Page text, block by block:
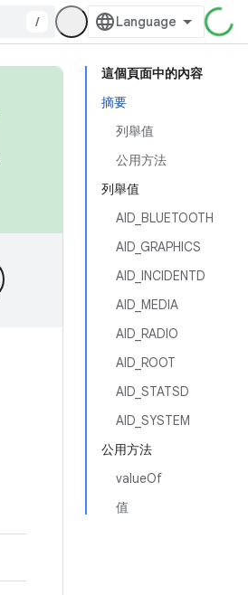
/
這個頁面中的內容
摘要
列舉值
公用方法
列舉值
AID_BLUETOOTH
AID_GRAPHICS
AID_INCIDENTD
AID_MEDIA
AID_RADIO
AID_ROOT
AID_STATSD
AID_SYSTEM
公用方法
valueOf
值